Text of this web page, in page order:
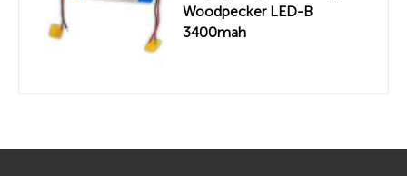
Woodpecker LED-B
3400mah